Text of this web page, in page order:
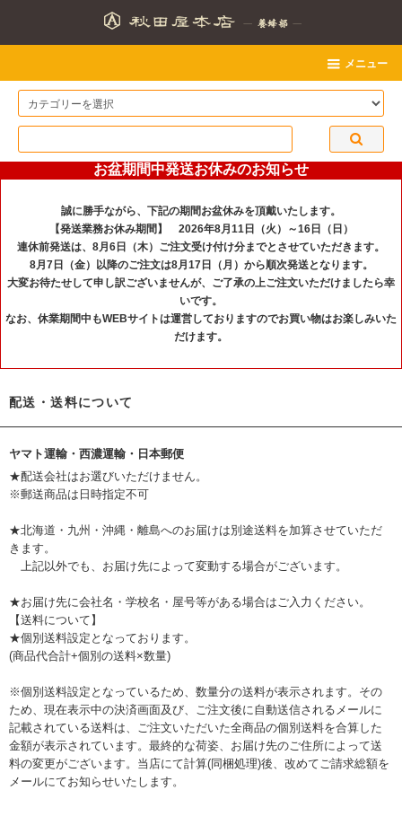
メニュー
お盆期間中発送お休みのお知らせ
誠に勝手ながら、下記の期間お盆休みを頂戴いたします。
【発送業務お休み期間】 2026年8月11日（火）～16日（日）
連休前発送は、8月6日（木）ご注文受け付け分までとさせていただきます。
8月7日（金）以降のご注文は8月17日（月）から順次発送となります。
大変お待たせして申し訳ございませんが、ご了承の上ご注文いただけましたら幸
いです。
なお、休業期間中もWEBサイトは運営しておりますのでお買い物はお楽しみいた
だけます。
配送・送料について
ヤマト運輸・西濃運輸・日本郵便
★配送会社はお選びいただけません。
※郵送商品は日時指定不可
★北海道・九州・沖縄・離島へのお届けは別途送料を加算させていただ
きます。
上記以外でも、お届け先によって変動する場合がございます。
★お届け先に会社名・学校名・屋号等がある場合はご入力ください。
【送料について】
★個別送料設定となっております。
(商品代合計+個別の送料×数量)
※個別送料設定となっているため、数量分の送料が表示されます。その
ため、現在表示中の決済画面及び、ご注文後に自動送信されるメールに
記載されている送料は、ご注文いただいた全商品の個別送料を合算した
金額が表示されています。最終的な荷姿、お届け先のご住所によって送
料の変更がございます。当店にて計算(同梱処理)後、改めてご請求総額を
メールにてお知らせいたします。